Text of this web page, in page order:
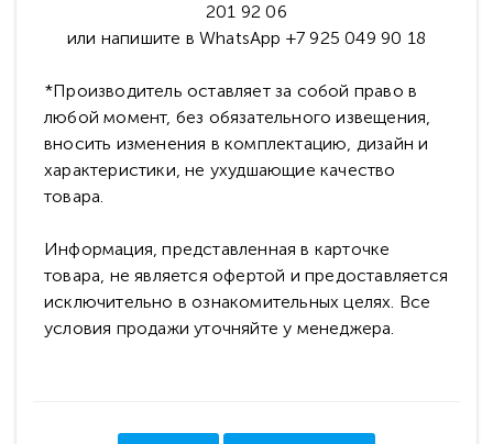
201 92 06
или напишите в WhatsApp +7 925 049 90 18
*Производитель оставляет за собой право в
любой момент, без обязательного извещения,
вносить изменения в комплектацию, дизайн и
характеристики, не ухудшающие качество
товара.
Информация, представленная в карточке
товара, не является офертой и предоставляется
исключительно в ознакомительных целях. Все
условия продажи уточняйте у менеджера.